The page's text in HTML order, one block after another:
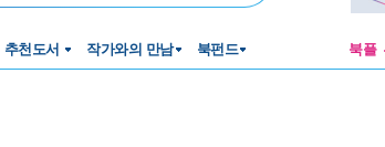
추천도서 작가와의 만남 북펀드 북플